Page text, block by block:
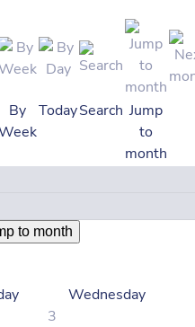
By
TodaySearch Jump
to
month
to month
Wednesday
3